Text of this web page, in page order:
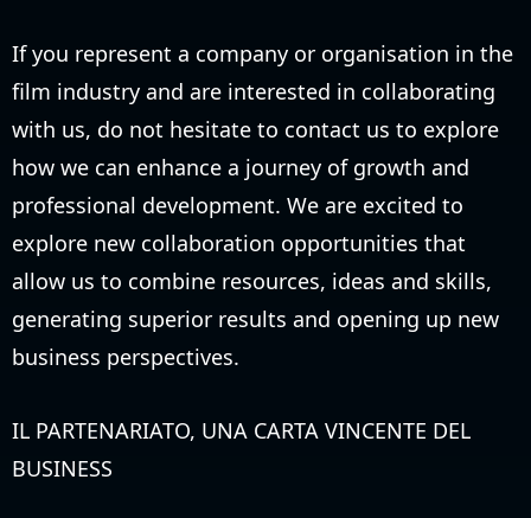
If you represent a company or organisation in the
film industry and are interested in collaborating
with us, do not hesitate to contact us to explore
how we can enhance a journey of growth and
professional development. We are excited to
explore new collaboration opportunities that
allow us to combine resources, ideas and skills,
generating superior results and opening up new
business perspectives.
IL PARTENARIATO, UNA CARTA VINCENTE DEL
BUSINESS